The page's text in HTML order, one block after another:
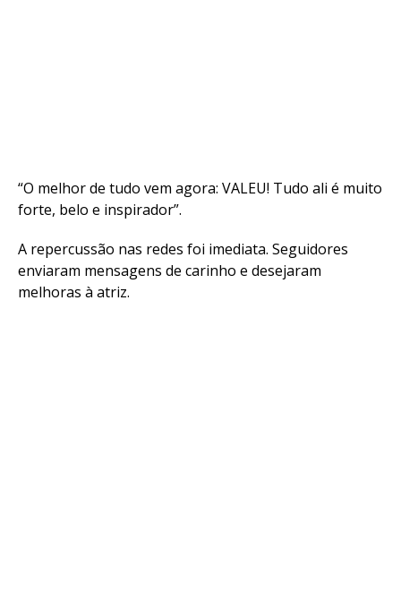
“O melhor de tudo vem agora: VALEU! Tudo ali é muito
forte, belo e inspirador”.
A repercussão nas redes foi imediata. Seguidores
enviaram mensagens de carinho e desejaram
melhoras à atriz.